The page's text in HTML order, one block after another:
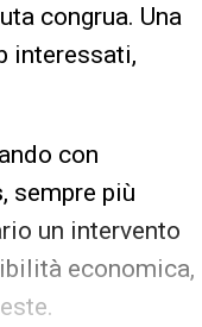
congrua. Una
interessati,
con
, sempre più
un intervento
economica,